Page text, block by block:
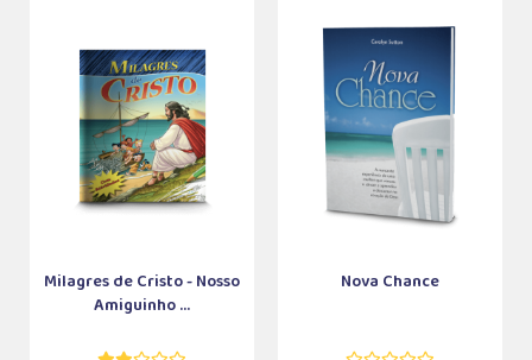
Milagres de Cristo - Nosso
Amiguinho ...
Nova Chance